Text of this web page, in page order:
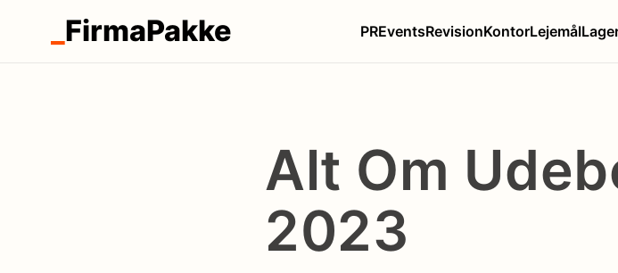
FirmaPakke PREventsRevisionKontorLejemål
Alt Om
2023